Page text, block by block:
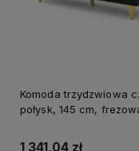
Komoda trzydzwiowa
połysk, 145 cm,
1 341,04 zł